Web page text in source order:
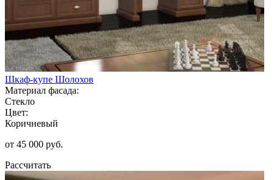
Шкаф-купе Шолохов
Материал фасада:
Стекло
Цвет:
Коричневый
от 45 000 руб.
Рассчитать